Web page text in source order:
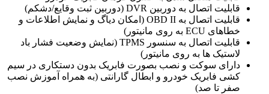
قابلیت اتصال به دوربین DVR (دوربین ثبت وقایع/دشکم)
قابلیت اتصال به OBD II (امکان دیاگ و نمایش اطلاعات و
خطاهای ECU به روی مانیتور)
قابلیت اتصال به سنسور TPMS (نمایش وضعیت فشار باد
لاستیک ها به روی مانیتور)
دارای سوکت و نصب بصورت فابریک بدون دستکاری در سیم
کشی فابریک خودرو و ابطال گارانتی (به همراه آموزش نصب
صفر تا صد)